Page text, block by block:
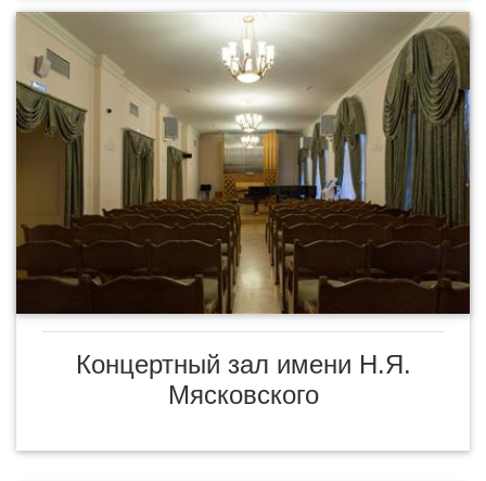
Концертный зал имени Н.Я.
Мясковского